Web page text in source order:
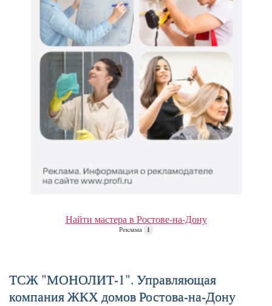
Найти мастера в Ростове-на-Дону
Реклама i
ТСЖ "МОНОЛИТ-1". Управляющая
компания ЖКХ домов Ростова-на-Дону